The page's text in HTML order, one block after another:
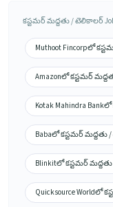
కస్టమర్ మద్దతు / టెలికాలర్
Muthoot Fincorpలో
Amazonలో కస్టమర్
Kotak Mahindra
Babaలో కస్టమర్ మద్దతు
Blinkitలో కస్టమర్
Quicksource Worldలో